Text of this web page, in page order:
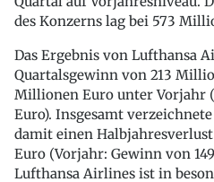
des Konzerns lag bei 573
Das Ergebnis von Lufthansa
Quartalsgewinn von 213
Millionen Euro unter Vorjahr
Euro). Insgesamt
damit einen
Euro (Vorjahr: Gewinn von
Lufthansa Airlines ist in